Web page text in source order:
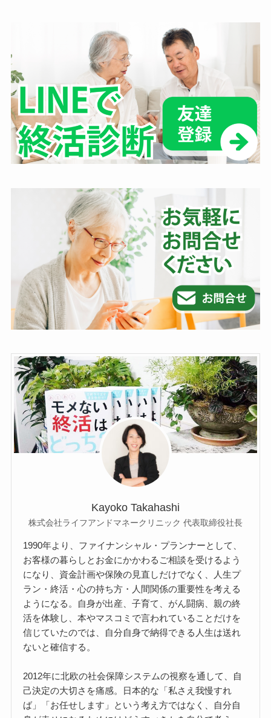
Kayoko Takahashi
株式会社ライフアンドマネークリニック 代表取締役社長
1990年より、ファイナンシャル・プランナーとして、
お客様の暮らしとお金にかかわるご相談を受けるよう
になり、資金計画や保険の見直しだけでなく、人生プ
ラン・終活・心の持ち方・人間関係の重要性を考える
ようになる。自身が出産、子育て、がん闘病、親の終
活を体験し、本やマスコミで言われていることだけを
信じていたのでは、自分自身で納得できる人生は送れ
ないと確信する。
2012年に北欧の社会保障システムの視察を通して、自
己決定の大切さを痛感。日本的な「私さえ我慢すれ
ば」「お任せします」という考え方ではなく、自分自